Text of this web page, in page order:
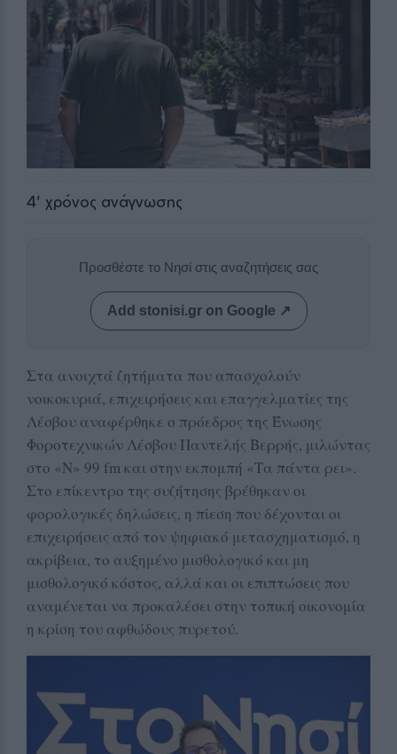
4' χρόνος ανάγνωσης
Προσθέστε το Νησί στις αναζητήσεις σας
Add stonisi.gr on Google ↗
Στα ανοιχτά ζητήματα που απασχολούν
νοικοκυριά, επιχειρήσεις και επαγγελματίες της
Λέσβου αναφέρθηκε ο πρόεδρος της Ένωσης
Φοροτεχνικών Λέσβου Παντελής Βερρής, μιλώντας
στο «Ν» 99 fm και στην εκπομπή «Τα πάντα ρει».
Στο επίκεντρο της συζήτησης βρέθηκαν οι
φορολογικές δηλώσεις, η πίεση που δέχονται οι
επιχειρήσεις από τον ψηφιακό μετασχηματισμό, η
ακρίβεια, το αυξημένο μισθολογικό και μη
μισθολογικό κόστος, αλλά και οι επιπτώσεις που
αναμένεται να προκαλέσει στην τοπική οικονομία
η κρίση του αφθώδους πυρετού.